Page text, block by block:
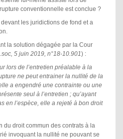
conventionnelle est conclue ?
devant les juridictions de fond et a
la solution dégagée par la Cour
5 juin 2019, n°18-10.901) :
lors de l’entretien préalable à la
ne peut entrainer la nullité de la
a engendré une contrainte ou une
seul à l’entretien ; qu’ayant
en l’espèce, elle a rejeté à bon droit
du droit commun des contrats à la
invoquant la nullité ne pouvant se